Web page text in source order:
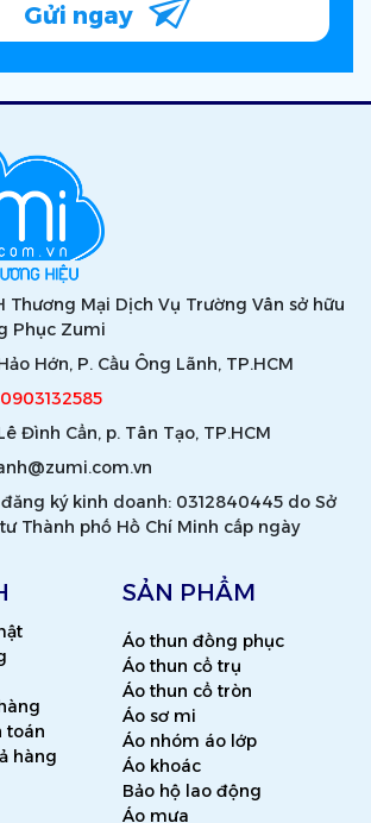
Gửi ngay
Thương Mại Dịch Vụ Trường Vân sở hữu
Phục Zumi
Hớn, P. Cầu Ông Lãnh, TP.HCM
0903132585
Đình Cẩn, p. Tân Tạo, TP.HCM
ký kinh doanh: 0312840445 do Sở
Thành phố Hồ Chí Minh cấp ngày
toán
hàng
SẢN PHẨM
Áo thun đồng phục
Áo thun cổ trụ
Áo thun cổ tròn
Áo sơ mi
Áo nhóm áo lớp
Áo khoác
Bảo hộ lao động
Áo mưa